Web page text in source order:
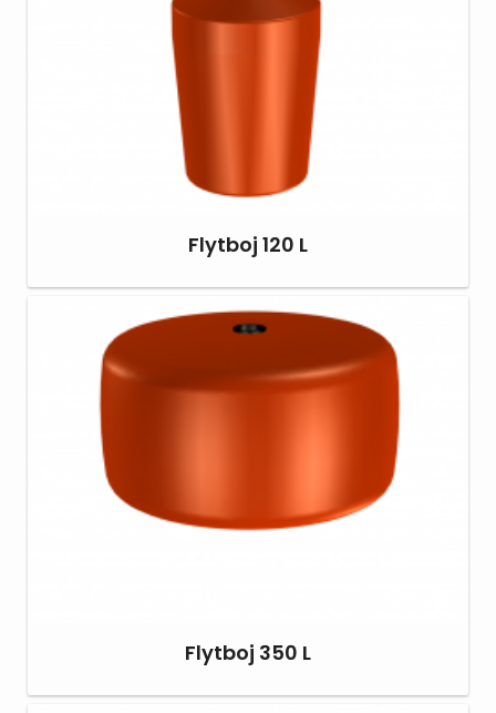
Flytboj 120 L
Flytboj 350 L